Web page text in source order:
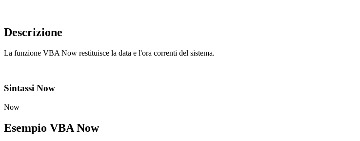
Descrizione
La funzione VBA Now restituisce la data e l'ora correnti del sistema.
Sintassi Now
Now
Esempio VBA Now